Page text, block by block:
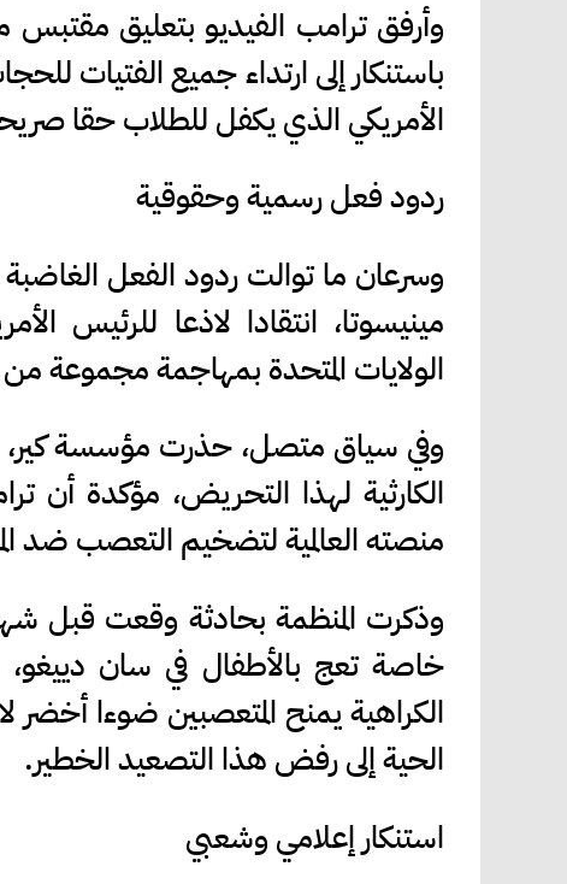
وأرفق ترامب الفيديو بتعليق
باستنكار إلى ارتداء جميع الفتيات
الأمريكي الذي يكفل للطلاب حقا صريحا
ردود فعل رسمية وحقوقية
وسرعان ما توالت ردود الفعل
مينيسوتا، انتقادا لاذعا للرئيس
الولايات المتحدة بمهاجمة مجموعة من
وفي سياق متصل، حذرت مؤسسة كير،
الكارثية لهذا التحريض، مؤكدة أن
منصته العالمية لتضخيم التعصب ضد
وذكرت المنظمة بحادثة وقعت
خاصة تعج بالأطفال في سان
الكراهية يمنح المتعصبين ضوءا
الحية إلى رفض هذا التصعيد الخطير.
استنكار إعلامي وشعبي